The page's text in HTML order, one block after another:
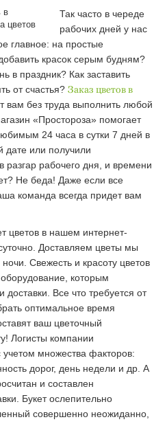
Так часто в череде
рабочих дней у нас
главное: на простые
красок серым будням?
в праздник? Как заставить
от счастья? Заказ цветов в
вам без труда выполнить любой
«Простороза» помогает
24 часа в сутки 7 дней в
или получили
разгар рабочего дня, и времени
Не беда! Даже если все
команда всегда придет вам
цветов в нашем интернет-
Доставляем цветы мы
Свежесть и красоту цветов
которым
Все что требуется от
оптимальное время
ваш цветочный
Логисты компании
множества факторов:
дорог, день недели и др. А
и составлен
Букет ослепительно
совершенно неожиданно,